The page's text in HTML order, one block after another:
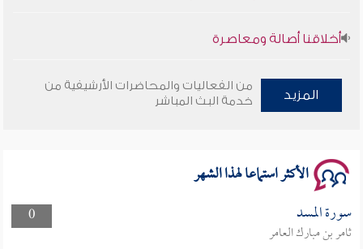
سلسلة محاضرات نفحات رمضانية 1444هـ
المزيد
من الفعاليات والمحاضرات الأرشيفية من
خدمة البث المباشر
الأكثر استماعا لهذا الشهر
0 سورة المسد
ثامر بن مبارك العامر